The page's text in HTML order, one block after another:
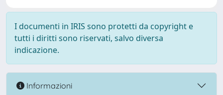
I documenti in IRIS sono protetti da copyright e
tutti i diritti sono riservati, salvo diversa
indicazione.
Informazioni